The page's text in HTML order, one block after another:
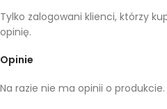
Opinie
Na razie nie ma opinii o produkcie.
Tylko zalogowani klienci, którzy
opinię.